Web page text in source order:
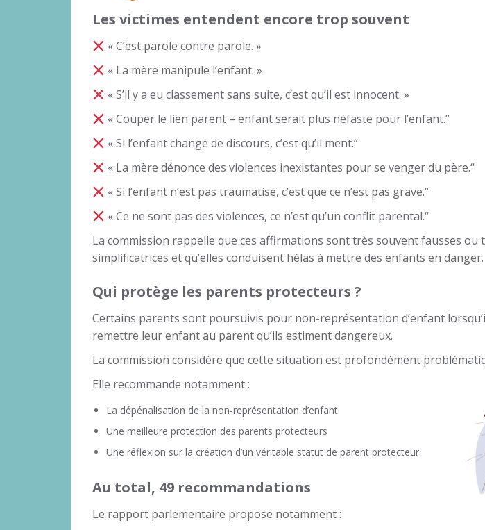
Les victimes entendent encore trop souvent
« C’est parole contre parole. »
« La mère manipule l’enfant. »
« S’il y a eu classement sans suite, c’est qu’il est innocent. »
« Couper le lien parent – enfant serait plus néfaste pour l’enfant.”
« Si l’enfant change de discours, c’est qu’il ment.“
« La mère dénonce des violences inexistantes pour se venger du père.“
« Si l’enfant n’est pas traumatisé, c’est que ce n’est pas grave.“
« Ce ne sont pas des violences, ce n’est qu’un conflit parental.“
La commission rappelle que ces affirmations sont très souvent fausses ou
simplificatrices et qu’elles conduisent hélas à mettre des enfants en danger.
Qui protège les parents protecteurs ?
Certains parents sont poursuivis pour non-représentation d’enfant
remettre leur enfant au parent qu’ils estiment dangereux.
La commission considère que cette situation est profondément
Elle recommande notamment :
La dépénalisation de la non-représentation d’enfant
Une meilleure protection des parents protecteurs
Une réflexion sur la création d’un véritable statut de parent protecteur
Au total, 49 recommandations
Le rapport parlementaire propose notamment :